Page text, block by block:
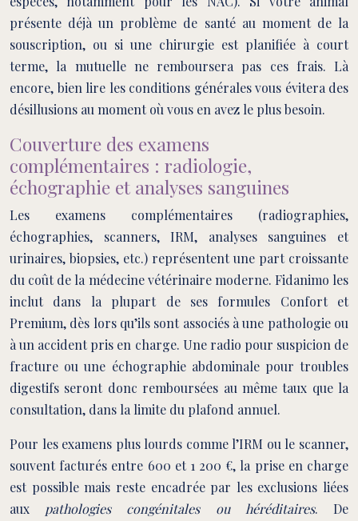
présente déjà un problème de santé au moment de la
souscription, ou si une chirurgie est planifiée à court
terme, la mutuelle ne remboursera pas ces frais. Là
encore, bien lire les conditions générales vous évitera des
désillusions au moment où vous en avez le plus besoin.
Couverture des examens
complémentaires : radiologie,
échographie et analyses sanguines
Les examens complémentaires (radiographies,
échographies, scanners, IRM, analyses sanguines et
urinaires, biopsies, etc.) représentent une part croissante
du coût de la médecine vétérinaire moderne. Fidanimo les
inclut dans la plupart de ses formules Confort et
Premium, dès lors qu’ils sont associés à une pathologie ou
à un accident pris en charge. Une radio pour suspicion de
fracture ou une échographie abdominale pour troubles
digestifs seront donc remboursées au même taux que la
consultation, dans la limite du plafond annuel.
Pour les examens plus lourds comme l’IRM ou le scanner,
souvent facturés entre 600 et 1 200 €, la prise en charge
est possible mais reste encadrée par les exclusions liées
aux pathologies congénitales ou héréditaires. De